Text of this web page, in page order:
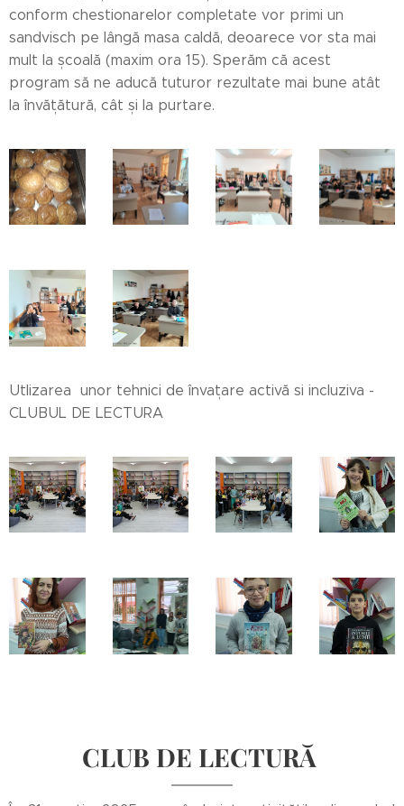
conform chestionarelor completate vor primi un
sandvisch pe lângă masa caldă, deoarece vor sta mai
mult la școală (maxim ora 15). Sperăm că acest
program să ne aducă tuturor rezultate mai bune atât
la învățătură, cât și la purtare.
Utlizarea unor tehnici de învațare activă si incluziva -
CLUBUL DE LECTURA
CLUB DE LECTURĂ